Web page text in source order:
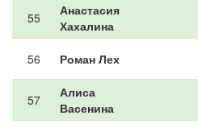
55
Анастасия
Хахалина
56 Роман Лех
57
Алиса
Васенина